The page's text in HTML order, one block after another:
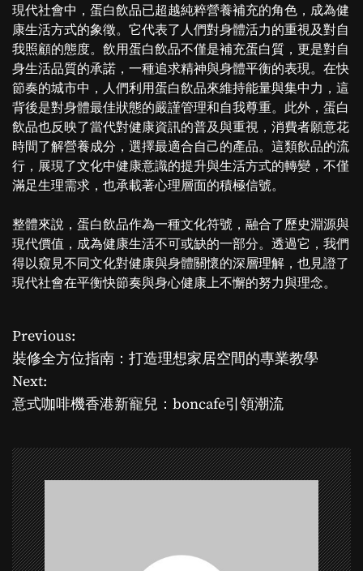
現代社會中，蛋白飲品已超越純粹營養補充的角色，成為健
康生活方式的象徵。它代表了人們對身體活力的重視及對自
我照顧的態度。飲用蛋白飲品不僅是補充蛋白質，更是對自
身生活品質的承諾，一種追求精神與身體平衡的表現。在快
節奏的城市中，人們利用蛋白飲品來維持能量與集中力，這
背後是對身體最佳狀態的嚴謹管理和自我尊重。此外，蛋白
飲品也反映了當代對健康資訊的普及與重視，消費者願意花
時間了解營養成分，選擇最適合自己的產品。這類飲品的流
行，展現了文化中健康意識的提升與生活方式的轉變，不僅
滿足生理需求，也承載著心理層面的積極信號。
整體來說，蛋白飲品作為一種文化符號，融合了歷史淵源與
現代價值，成為健康生活不可或缺的一部分。透過它，我們
得以窺見不同文化對健康與身體關懷的深層理解，也見證了
現代社會在平衡快節奏與身心健康上不懈的努力與理念。
P
o
s
t
n
a
v
Previous:
裝修全方位指南：打造理想家居空間的專業教學
Next:
意式咖啡機香港新寵兒：boncafe引領潮流